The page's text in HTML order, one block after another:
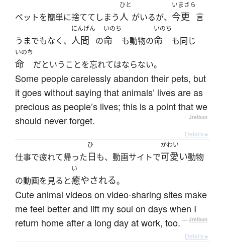
ペットを簡単に捨ててしまう
ひと
人 がいるが、
いまさら
今更 言
うまでもなく、
にんげん
人間 の
いのち
命 も動物の
いのち
命 も同じ
いのち
命 だということを忘れてはならない。
Some people carelessly abandon their pets, but
it goes without saying that animals’ lives are as
precious as people’s lives; this is a point that we
should never forget.
— Jreibun
Details ▸
仕事で疲れて帰った
ひ
日も、動画サイトで
かわい
可愛い動物
の動画を見ると
い
癒やされる。
Cute animal videos on video-sharing sites make
me feel better and lift my soul on days when I
return home after a long day at work, too. — Jreibun
Details ▸